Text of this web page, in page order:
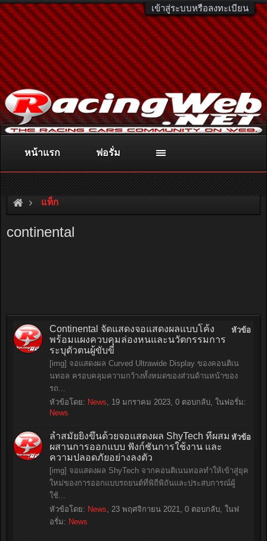
เข้าสู่ระบบหรือลงทะเบียน
ติดต่อลงโฆษณา racingweb@gmail.comหรือโทร. 081-811-1138
หรืออ่านรายละเอียดเพิ่มเติม คลิกที่นี่
แท็ก
continental
หัวข้อ
Continental จัดแสดงจอแสดงผลแบบโค้ง
พร้อมแผงควบคุมล่องหนและนวัตกรรมการ
ระบุตัวตนผู้ขับขี่
[img] จอแสดงผล Curved Ultrawide Display ของคอนติเน
นทอล ครอบคลุมความกว้างทั้งหมดของส่วนด้านหน้าของ
รถ...
หัวข้อโดย: News, 19 มกราคม 2023, 0 ตอบกลับ, ในฟอรั่ม:
News
หัวข้อ
ล้ำสมัยยิ่งขึ้นด้วยจอแสดงผล ShyTech ที่ผสม
ผสานการออกแบบ ฟังก์ชันการใช้งาน และ
ความปลอดภัยอย่างลงตัว
[img] จอแสดงผล ShyTech จากคอนติเนนทอลทำให้เข้าสู่ยุค
ใหม่ของการออกแบบรถยนต์ที่พิถีพิถันและประสบการณ์ผู้
ใช้...
หัวข้อโดย: News, 23 พฤศจิกายน 2021, 0 ตอบกลับ, ในฟ
อรั่ม: News
หน้าแรก ฟอรั่ม